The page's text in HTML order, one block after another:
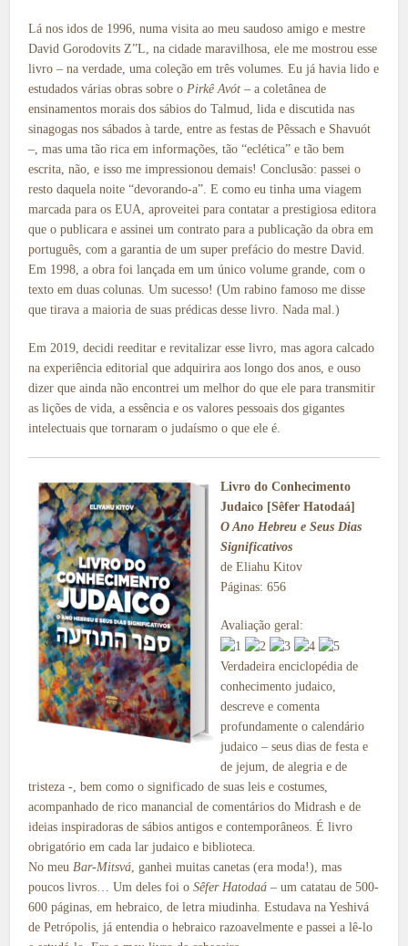
Lá nos idos de 1996, numa visita ao meu saudoso amigo e mestre
David Gorodovits Z”L, na cidade maravilhosa, ele me mostrou esse
livro – na verdade, uma coleção em três volumes. Eu já havia lido e
estudados várias obras sobre oPirkê Avót – a coletânea de
ensinamentos morais dos sábios do Talmud, lida e discutida nas
sinagogas nos sábados à tarde, entre as festas de Pêssach e Shavuót
–, mas uma tão rica em informações, tão “eclética” e tão bem
escrita, não, e isso me impressionou demais! Conclusão: passei o
resto daquela noite “devorando-a”. E como eu tinha uma viagem
marcada para os EUA, aproveitei para contatar a prestigiosa editora
que o publicara e assinei um contrato para a publicação da obra em
português, com a garantia de um super prefácio do mestre David.
Em 1998, a obra foi lançada em um único volume grande, com o
texto em duas colunas. Um sucesso! (Um rabino famoso me disse
que tirava a maioria de suas prédicas desse livro. Nada mal.)
Em 2019, decidi reeditar e revitalizar esse livro, mas agora calcado
na experiência editorial que adquirira aos longo dos anos, e ouso
dizer que ainda não encontrei um melhor do que ele para transmitir
as lições de vida, a essência e os valores pessoais dos gigantes
intelectuais que tornaram o judaísmo o que ele é.
Livro do Conhecimento
Judaico [Sêfer Hatodaá]
O Ano Hebreu e Seus Dias
Significativos
de Eliahu Kitov
Páginas: 656
Avaliação geral:
Verdadeira enciclopédia de
conhecimento judaico,
descreve e comenta
profundamente o calendário
judaico – seus dias de festa e
de jejum, de alegria e de
tristeza -, bem como o significado de suas leis e costumes,
acompanhado de rico manancial de comentários do Midrash e de
ideias inspiradoras de sábios antigos e contemporâneos. É livro
obrigatório em cada lar judaico e biblioteca.
No meuBar-Mitsvá, ganhei muitas canetas (era moda!), mas
poucos livros… Um deles foi oSêfer Hatodaá – um catatau de 500-
600 páginas, em hebraico, de letra miudinha. Estudava na Yeshivá
de Petrópolis, já entendia o hebraico razoavelmente e passei a lê-lo